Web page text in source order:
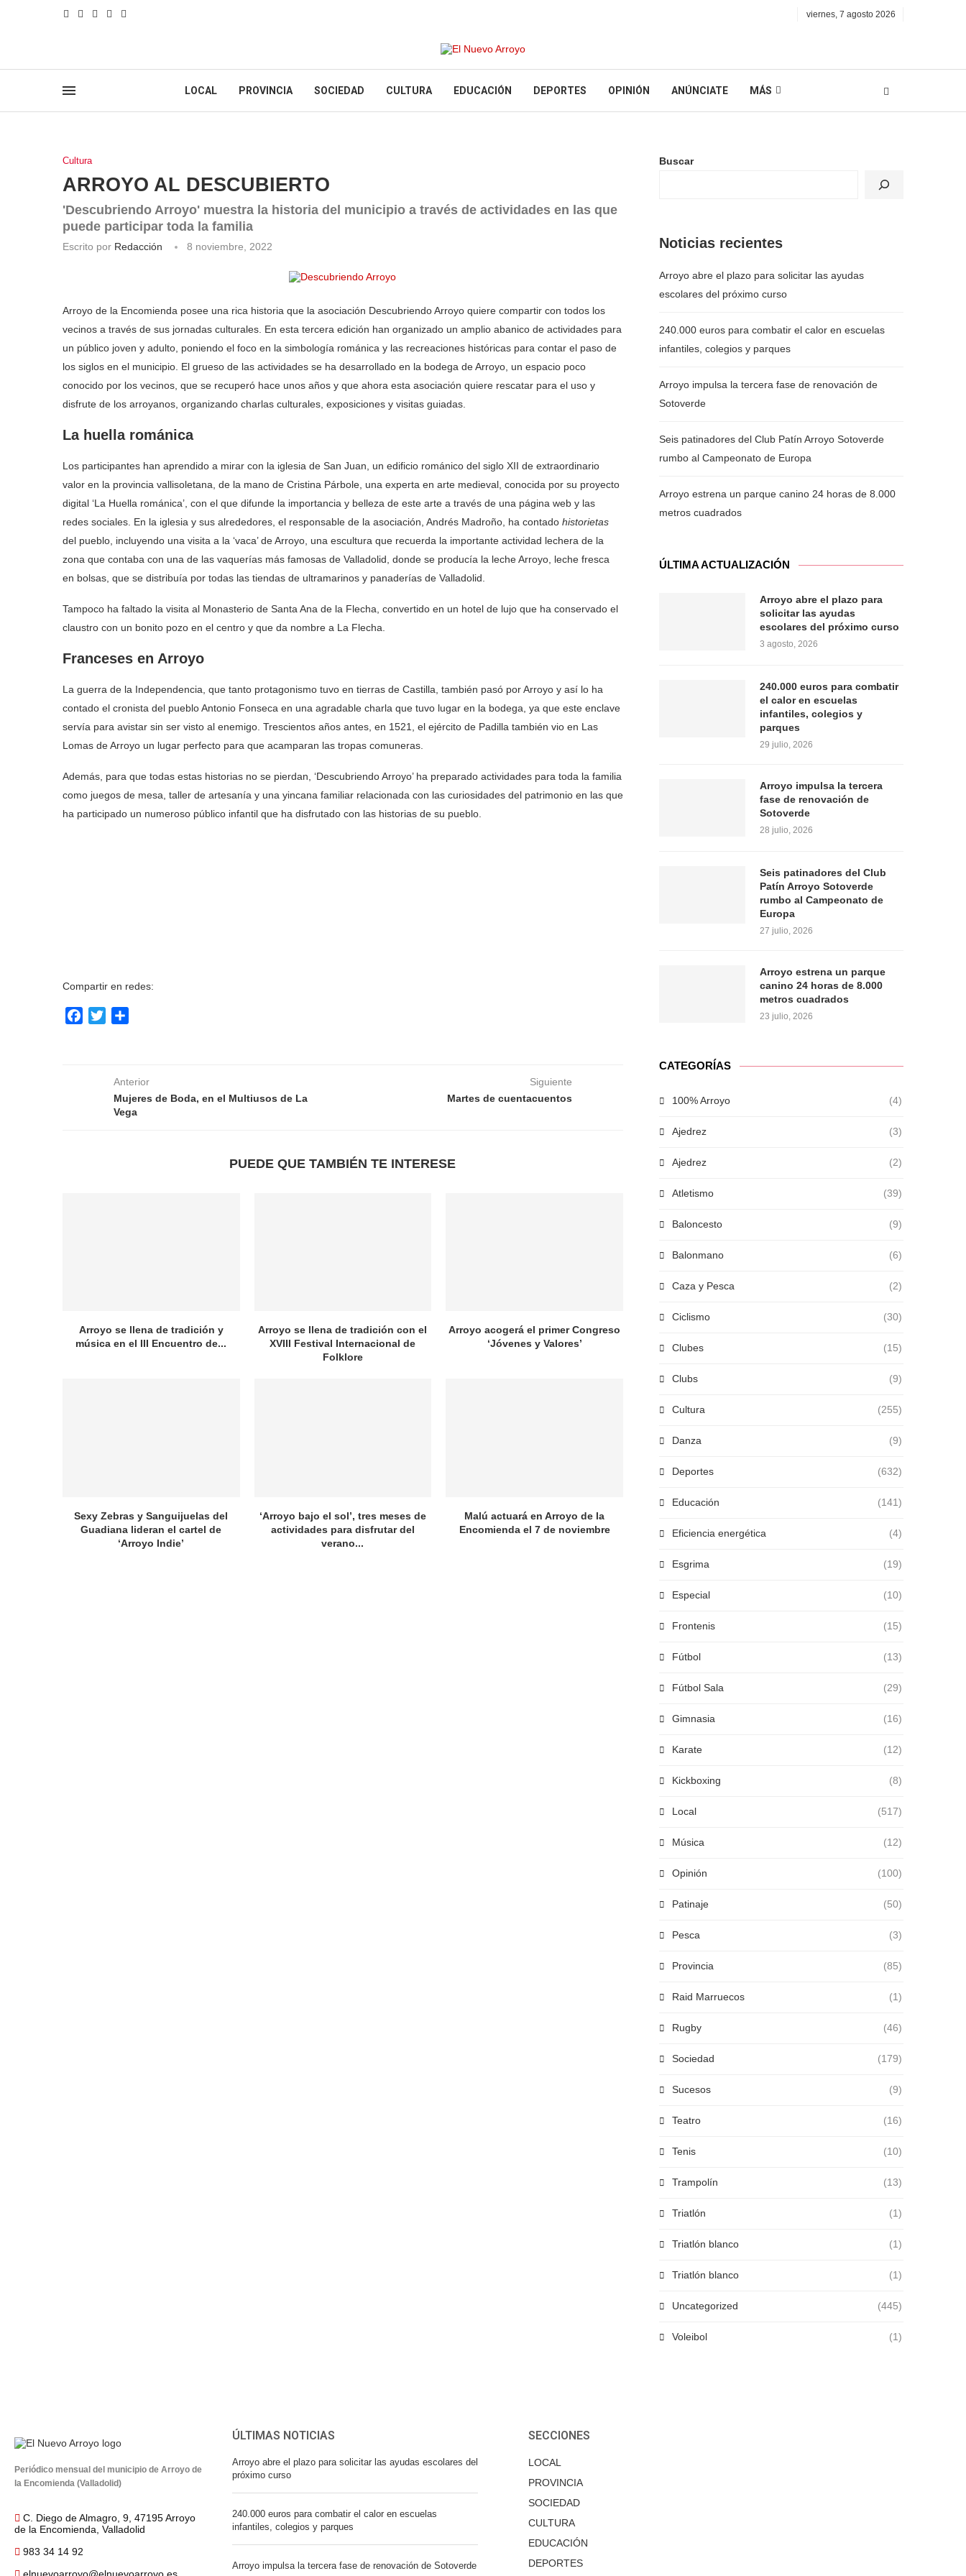
viernes, 7 agosto 2026
LOCAL PROVINCIA SOCIEDAD CULTURA EDUCACIÓN DEPORTES OPINIÓN ANÚNCIATE MÁS
Cultura
ARROYO AL DESCUBIERTO
'Descubriendo Arroyo' muestra la historia del municipio a través de actividades en las que
puede participar toda la familia
Escrito por Redacción 8 noviembre, 2022
Arroyo de la Encomienda posee una rica historia que la asociación Descubriendo Arroyo quiere compartir con todos los
vecinos a través de sus jornadas culturales. En esta tercera edición han organizado un amplio abanico de actividades para
un público joven y adulto, poniendo el foco en la simbología románica y las recreaciones históricas para contar el paso de
los siglos en el municipio. El grueso de las actividades se ha desarrollado en la bodega de Arroyo, un espacio poco
conocido por los vecinos, que se recuperó hace unos años y que ahora esta asociación quiere rescatar para el uso y
disfrute de los arroyanos, organizando charlas culturales, exposiciones y visitas guiadas.
La huella románica
Los participantes han aprendido a mirar con la iglesia de San Juan, un edificio románico del siglo XII de extraordinario
valor en la provincia vallisoletana, de la mano de Cristina Párbole, una experta en arte medieval, conocida por su proyecto
digital ‘La Huella románica’, con el que difunde la importancia y belleza de este arte a través de una página web y las
redes sociales. En la iglesia y sus alrededores, el responsable de la asociación, Andrés Madroño, ha contado historietas
del pueblo, incluyendo una visita a la ‘vaca’ de Arroyo, una escultura que recuerda la importante actividad lechera de la
zona que contaba con una de las vaquerías más famosas de Valladolid, donde se producía la leche Arroyo, leche fresca
en bolsas, que se distribuía por todas las tiendas de ultramarinos y panaderías de Valladolid.
Tampoco ha faltado la visita al Monasterio de Santa Ana de la Flecha, convertido en un hotel de lujo que ha conservado el
claustro con un bonito pozo en el centro y que da nombre a La Flecha.
Franceses en Arroyo
La guerra de la Independencia, que tanto protagonismo tuvo en tierras de Castilla, también pasó por Arroyo y así lo ha
contado el cronista del pueblo Antonio Fonseca en una agradable charla que tuvo lugar en la bodega, ya que este enclave
servía para avistar sin ser visto al enemigo. Trescientos años antes, en 1521, el ejército de Padilla también vio en Las
Lomas de Arroyo un lugar perfecto para que acamparan las tropas comuneras.
Además, para que todas estas historias no se pierdan, ‘Descubriendo Arroyo’ ha preparado actividades para toda la familia
como juegos de mesa, taller de artesanía y una yincana familiar relacionada con las curiosidades del patrimonio en las que
ha participado un numeroso público infantil que ha disfrutado con las historias de su pueblo.
Compartir en redes:
Facebook
Twitter
Anterior
Mujeres de Boda, en el Multiusos de La
Vega
Siguiente
Martes de cuentacuentos
PUEDE QUE TAMBIÉN TE INTERESE
Arroyo se llena de tradición y
música en el III Encuentro de...
Arroyo se llena de tradición con el
XVIII Festival Internacional de
Folklore
Arroyo acogerá el primer Congreso
‘Jóvenes y Valores’
Sexy Zebras y Sanguijuelas del
Guadiana lideran el cartel de
‘Arroyo Indie’
‘Arroyo bajo el sol’, tres meses de
actividades para disfrutar del
verano...
Malú actuará en Arroyo de la
Encomienda el 7 de noviembre
Buscar
Noticias recientes
Arroyo abre el plazo para solicitar las ayudas
escolares del próximo curso
240.000 euros para combatir el calor en escuelas
infantiles, colegios y parques
Arroyo impulsa la tercera fase de renovación de
Sotoverde
Seis patinadores del Club Patín Arroyo Sotoverde
rumbo al Campeonato de Europa
Arroyo estrena un parque canino 24 horas de 8.000
metros cuadrados
ÚLTIMA ACTUALIZACIÓN
Arroyo abre el plazo para
solicitar las ayudas
escolares del próximo curso
3 agosto, 2026
240.000 euros para combatir
el calor en escuelas
infantiles, colegios y
parques
29 julio, 2026
Arroyo impulsa la tercera
fase de renovación de
Sotoverde
28 julio, 2026
Seis patinadores del Club
Patín Arroyo Sotoverde
rumbo al Campeonato de
Europa
27 julio, 2026
Arroyo estrena un parque
canino 24 horas de 8.000
metros cuadrados
23 julio, 2026
CATEGORÍAS
100% Arroyo (4)
Ajedrez (3)
Ajedrez (2)
Atletismo (39)
Baloncesto (9)
Balonmano (6)
Caza y Pesca (2)
Ciclismo (30)
Clubes (15)
Clubs (9)
Cultura (255)
Danza (9)
Deportes (632)
Educación (141)
Eficiencia energética (4)
Esgrima (19)
Especial (10)
Frontenis (15)
Fútbol (13)
Fútbol Sala (29)
Gimnasia (16)
Karate (12)
Kickboxing (8)
Local (517)
Música (12)
Opinión (100)
Patinaje (50)
Pesca (3)
Provincia (85)
Raid Marruecos (1)
Rugby (46)
Sociedad (179)
Sucesos (9)
Teatro (16)
Tenis (10)
Trampolín (13)
Triatlón (1)
Triatlón blanco (1)
Triatlón blanco (1)
Uncategorized (445)
Voleibol (1)
Periódico mensual del municipio de Arroyo de
la Encomienda (Valladolid)
C. Diego de Almagro, 9, 47195 Arroyo
de la Encomienda, Valladolid
983 34 14 92
ÚLTIMAS NOTICIAS
Arroyo abre el plazo para solicitar las ayudas escolares del
próximo curso
240.000 euros para combatir el calor en escuelas
infantiles, colegios y parques
Arroyo impulsa la tercera fase de renovación de Sotoverde
SECCIONES
LOCAL
PROVINCIA
SOCIEDAD
CULTURA
EDUCACIÓN
DEPORTES